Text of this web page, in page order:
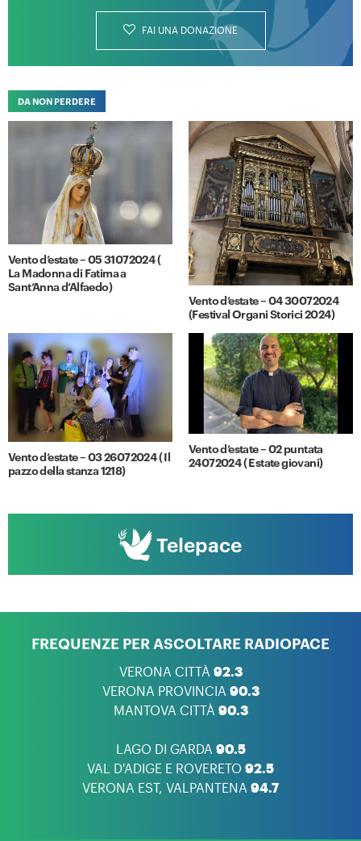
FAI UNA DONAZIONE
DA NON PERDERE
Vento d’estate – 05 31072024 (
La Madonna di Fatima a
Sant’Anna d’Alfaedo)
Vento d’estate – 04 30072024
(Festival Organi Storici 2024)
Vento d’estate – 03 26072024 ( Il
pazzo della stanza 1218)
Vento d’estate – 02 puntata
24072024 ( Estate giovani)
Telepace
FREQUENZE PER ASCOLTARE RADIOPACE
VERONA CITTÀ 92.3
VERONA PROVINCIA 90.3
MANTOVA CITTÀ 90.3
LAGO DI GARDA 90.5
VAL D'ADIGE E ROVERETO 92.5
VERONA EST, VALPANTENA 94.7